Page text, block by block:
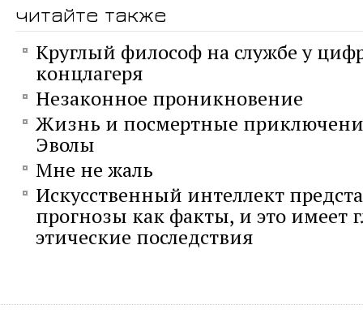
читайте также
Круглый философ на службе у
концлагеря
Незаконное проникновение
Жизнь и посмертные
Эволы
Мне не жаль
Искусственный интеллект
прогнозы как факты, и это имеет
этические последствия